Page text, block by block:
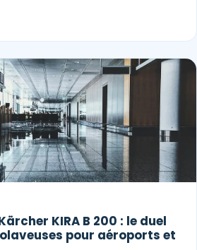
KIRA B 200 : le duel
pour aéroports et
to Clean
· En ligne 📅 ↺ ✕